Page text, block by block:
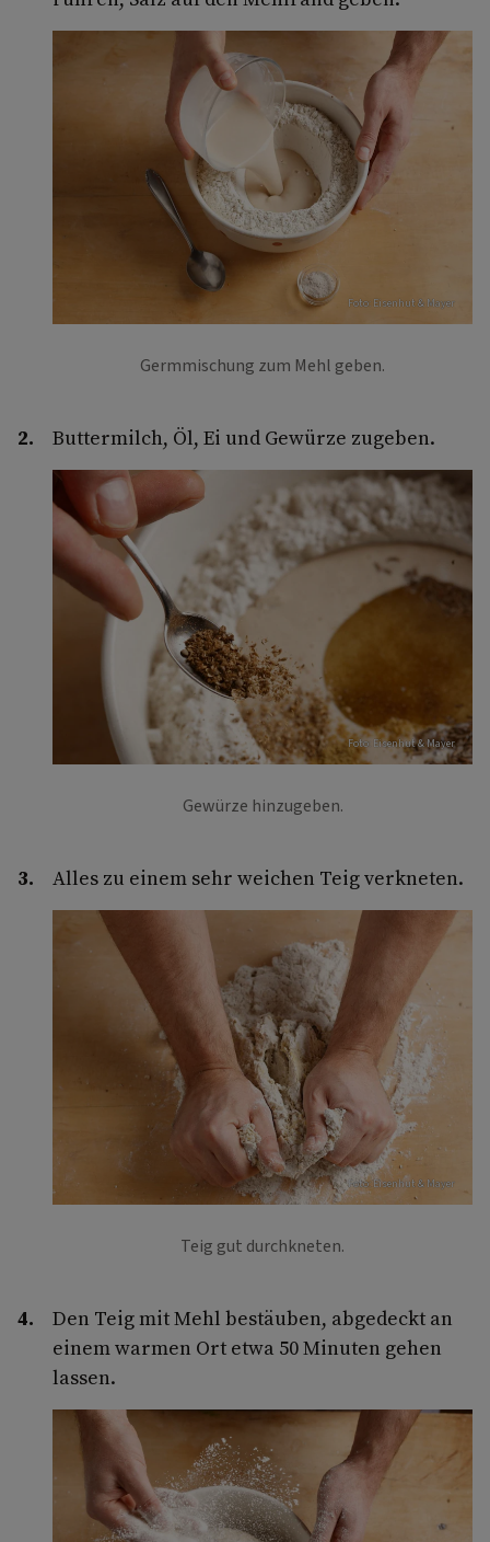
Foto: Eisenhut & Mayer
Germmischung zum Mehl geben.
Buttermilch, Öl, Ei und Gewürze zugeben.
Foto: Eisenhut & Mayer
Gewürze hinzugeben.
Alles zu einem sehr weichen Teig verkneten.
Foto: Eisenhut & Mayer
Teig gut durchkneten.
Den Teig mit Mehl bestäuben, abgedeckt an
einem warmen Ort etwa 50 Minuten gehen
lassen.